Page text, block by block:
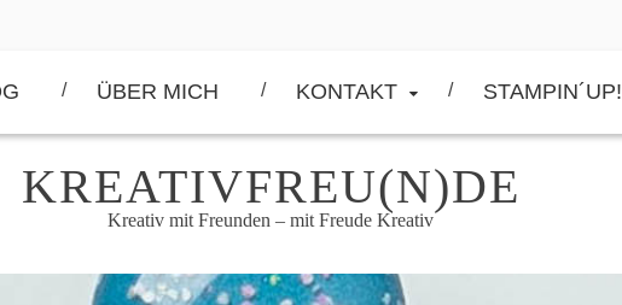
ÜBER MICH KONTAKT STAMPIN´UP!
KREATIVFREU(N)DE
Kreativ mit Freunden – mit Freude Kreativ